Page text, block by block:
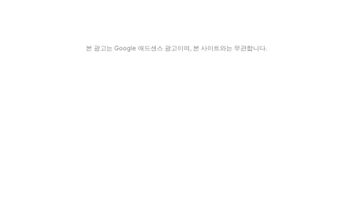
본 광고는 Google 애드센스 광고이며, 본 사이트와는 무관합니다.